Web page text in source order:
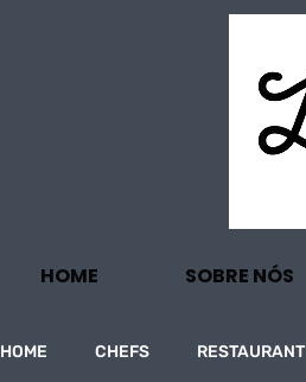
HOME SOBRE NÓS
HOME CHEFS